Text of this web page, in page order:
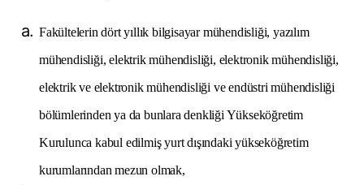
Fakültelerin dört yıllık bilgisayar mühendisliği, yazılım
mühendisliği, elektrik mühendisliği, elektronik mühendisliği,
elektrik ve elektronik mühendisliği ve endüstri mühendisliği
bölümlerinden ya da bunlara denkliği Yükseköğretim
Kurulunca kabul edilmiş yurt dışındaki yükseköğretim
kurumlarından mezun olmak,